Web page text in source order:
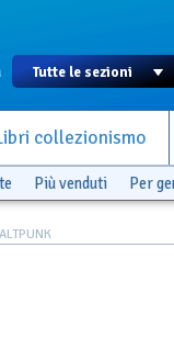
collezionismo
Più venduti Per